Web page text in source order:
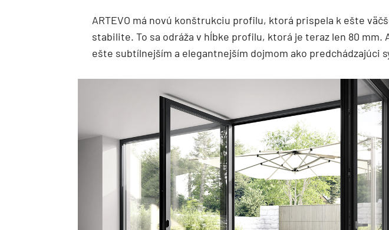
ARTEVO má novú konštrukciu profilu, ktorá prispela k ešte
stabilite. To sa odráža v hĺbke profilu, ktorá je teraz len 80 mm.
ešte subtílnejším a elegantnejším dojmom ako predchádzajúci